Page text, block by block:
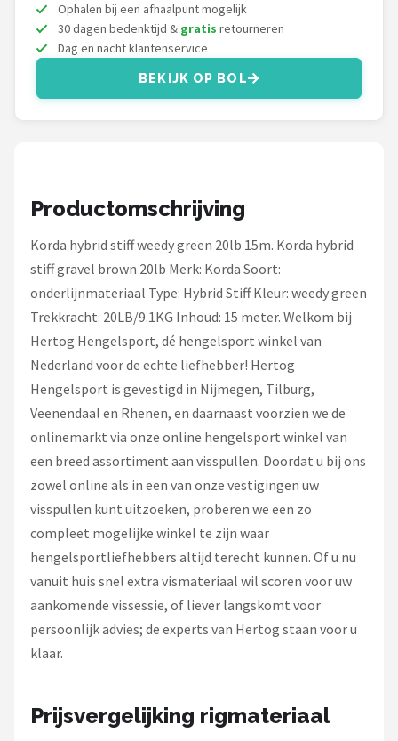
Rapala
PB Products
Fox Rage
Alle merken →
Ophalen bij een afhaalpunt mogelijk
30 dagen bedenktijd & gratis retourneren
Dag en nacht klantenservice
BEKIJK OP BOL
Productomschrijving
Korda hybrid stiff weedy green 20lb 15m. Korda hybrid
stiff gravel brown 20lb Merk: Korda Soort:
onderlijnmateriaal Type: Hybrid Stiff Kleur: weedy green
Trekkracht: 20LB/9.1KG Inhoud: 15 meter. Welkom bij
Hertog Hengelsport, dé hengelsport winkel van
Nederland voor de echte liefhebber! Hertog
Hengelsport is gevestigd in Nijmegen, Tilburg,
Veenendaal en Rhenen, en daarnaast voorzien we de
onlinemarkt via onze online hengelsport winkel van
een breed assortiment aan visspullen. Doordat u bij ons
zowel online als in een van onze vestigingen uw
visspullen kunt uitzoeken, proberen we een zo
compleet mogelijke winkel te zijn waar
hengelsportliefhebbers altijd terecht kunnen. Of u nu
vanuit huis snel extra vismateriaal wil scoren voor uw
aankomende vissessie, of liever langskomt voor
persoonlijk advies; de experts van Hertog staan voor u
klaar.
Prijsvergelijking rigmateriaal